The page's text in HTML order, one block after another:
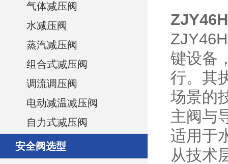
气体减压阀
水减压阀
蒸汽减压阀
组合式减压阀
调流调压阀
电动减温减压阀
自力式减压阀
安全阀选型
键设备
行。其
场景的
主阀与
适用于
从技术